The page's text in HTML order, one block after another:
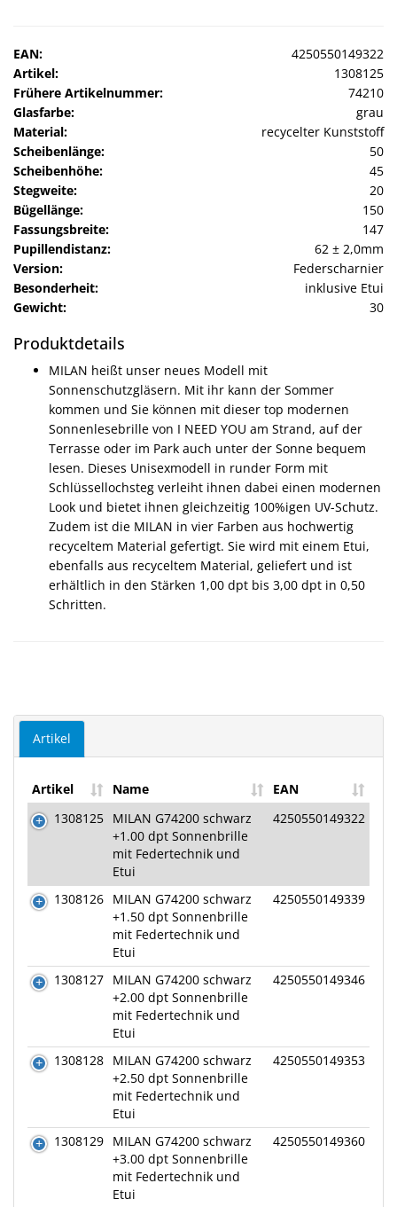
EAN:
4250550149322
Artikel:
1308125
Frühere Artikelnummer:
74210
Glasfarbe:
grau
Material:
recycelter Kunststoff
Scheibenlänge:
50
Scheibenhöhe:
45
Stegweite:
20
Bügellänge:
150
Fassungsbreite:
147
Pupillendistanz:
62 ± 2,0mm
Version:
Federscharnier
Besonderheit:
inklusive Etui
Gewicht:
30
Produktdetails
MILAN heißt unser neues Modell mit
Sonnenschutzgläsern. Mit ihr kann der Sommer
kommen und Sie können mit dieser top modernen
Sonnenlesebrille von I NEED YOU am Strand, auf der
Terrasse oder im Park auch unter der Sonne bequem
lesen. Dieses Unisexmodell in runder Form mit
Schlüssellochsteg verleiht ihnen dabei einen modernen
Look und bietet ihnen gleichzeitig 100%igen UV-Schutz.
Zudem ist die MILAN in vier Farben aus hochwertig
recyceltem Material gefertigt. Sie wird mit einem Etui,
ebenfalls aus recyceltem Material, geliefert und ist
erhältlich in den Stärken 1,00 dpt bis 3,00 dpt in 0,50
Schritten.
Artikel
Artikel Name
EAN
1308125 MILAN G74200 schwarz
+1.00 dpt Sonnenbrille
mit Federtechnik und
Etui
4250550149322
1308126 MILAN G74200 schwarz
+1.50 dpt Sonnenbrille
mit Federtechnik und
Etui
4250550149339
1308127 MILAN G74200 schwarz
+2.00 dpt Sonnenbrille
mit Federtechnik und
Etui
4250550149346
1308128 MILAN G74200 schwarz
+2.50 dpt Sonnenbrille
mit Federtechnik und
Etui
4250550149353
1308129 MILAN G74200 schwarz
+3.00 dpt Sonnenbrille
mit Federtechnik und
Etui
4250550149360